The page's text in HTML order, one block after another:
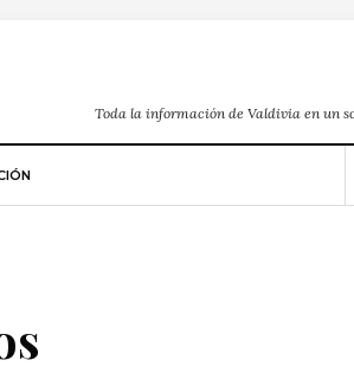
Toda la información de Valdivia en un